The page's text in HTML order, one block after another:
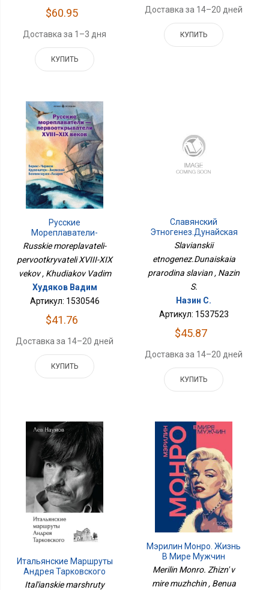
$60.95
Доставка за 1–3 дня
КУПИТЬ
Доставка за 14–20 дней
КУПИТЬ
Русские
Мореплаватели-
Первооткрыватели XVIII-
XIX Веков
Russkie moreplavateli-
pervootkryvateli XVIII-XIX
vekov , Khudiakov Vadim
Худяков Вадим
Артикул: 1530546
$41.76
Доставка за 14–20 дней
КУПИТЬ
Славянский
Этногенез.Дунайская
Прародина Славян
Slavianskii
etnogenez.Dunaiskaia
prarodina slavian , Nazin
S.
Назин С.
Артикул: 1537523
$45.87
Доставка за 14–20 дней
КУПИТЬ
Итальянские Маршруты
Андрея Тарковского
Ital'ianskie marshruty
Мэрилин Монро. Жизнь
В Мире Мужчин
Merilin Monro. Zhizn' v
mire muzhchin , Benua